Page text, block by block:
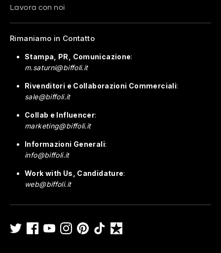
Lavora con noi
Rimaniamo in Contatto
Stampa, PR, Comunicazione:
m.saturni@biffoli.it
Rivenditori e Collaborazioni Commerciali:
sale@biffoli.it
Collab e Influencer:
marketing@biffoli.it
Informazioni Generali:
info@biffoli.it
Work with Us, Candidature:
web@biffoli.it